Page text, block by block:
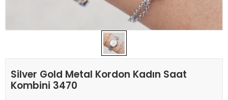
Silver Gold Metal Kordon Kadın Saat
Kombini 3470